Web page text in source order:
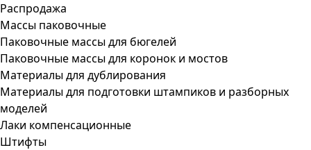
Распродажа
Массы паковочные
Паковочные массы для бюгелей
Паковочные массы для коронок и мостов
Материалы для дублирования
Материалы для подготовки штампиков и разборных
моделей
Лаки компенсационные
Штифты